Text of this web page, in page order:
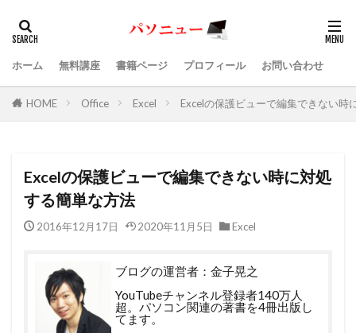
ホーム 無料講座 書籍ページ プロフィール お問い合わせ
HOME Office Excel Excelの保護ビューで編集できない時
Excelの保護ビューで編集できない時に対処
する簡単な方法
2016年12月17日 2020年11月5日 Excel
ブログの運営者：金子晃之
YouTubeチャンネル登録者140万人
超。パソコン関連の著書を4冊出版し
てます。